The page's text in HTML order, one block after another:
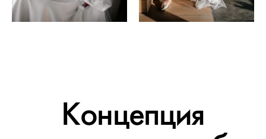
Концепция